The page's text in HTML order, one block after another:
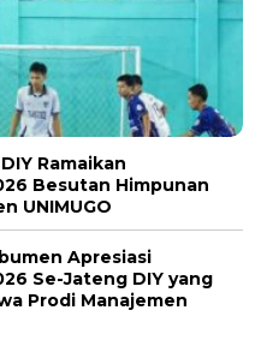
Ramaikan
Besutan Himpunan
UNIMUGO
Apresiasi
Se-Jateng DIY yang
Prodi Manajemen